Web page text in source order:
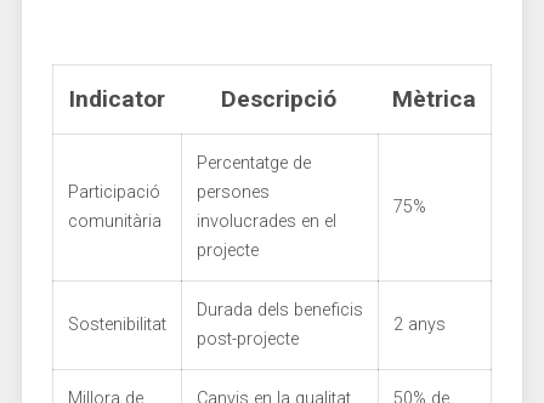
Indicator Descripció Mètrica
Participació⁤
comunitària
Percentatge de
persones
involucrades ‍en el
⁤projecte
75%
Sostenibilitat
Durada dels beneficis
post-projecte
2 anys
Millora​ de
Canvis ‍en la qualitat
50% de